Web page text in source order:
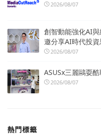
2026/08/07
創智動能強化AI
邀分享AI時代投資
2026/08/07
ASUSx三麗鷗耍
2026/08/07
熱門標籤